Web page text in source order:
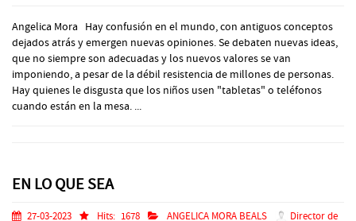
Angelica Mora Hay confusión en el mundo, con antiguos conceptos
dejados atrás y emergen nuevas opiniones. Se debaten nuevas ideas,
que no siempre son adecuadas y los nuevos valores se van
imponiendo, a pesar de la débil resistencia de millones de personas.
Hay quienes le disgusta que los niños usen "tabletas" o teléfonos
cuando están en la mesa. ...
EN LO QUE SEA
27-03-2023 Hits: 1678 ANGELICA MORA BEALS
Director de